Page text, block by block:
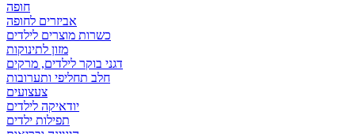
אביזרים לחופה
כשרות מוצרים לילדים
מזון לתינוקות
דגני בוקר לילדים, מרקים
חלב תחליפי ותערובות
צעצועים
יודאיקה לילדים
תפילות ילדים